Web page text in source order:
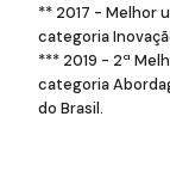
** 2017 - Melhor
categoria
*** 2019 - 2ª
categoria
do Brasil.